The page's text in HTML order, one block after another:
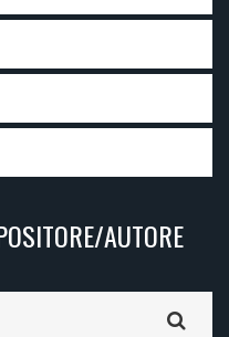
AUTORE